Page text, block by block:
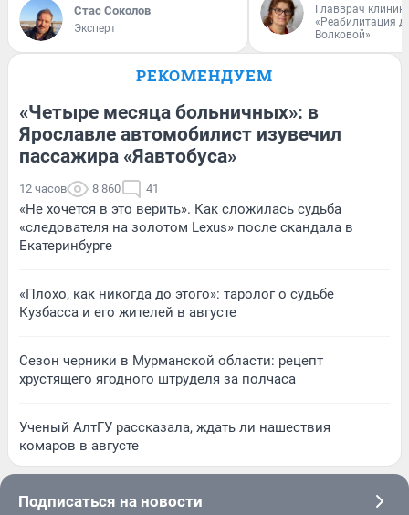
Стас Соколов
Эксперт
Главврач
«Реабилитация
Волковой»
РЕКОМЕНДУЕМ
«Четыре месяца больничных»: в
Ярославле автомобилист изувечил
пассажира «Яавтобуса»
12 часов 8 860 41
«Не хочется в это верить». Как сложилась судьба
«следователя на золотом Lexus» после скандала в
Екатеринбурге
«Плохо, как никогда до этого»: таролог о судьбе
Кузбасса и его жителей в августе
Сезон черники в Мурманской области: рецепт
хрустящего ягодного штруделя за полчаса
Ученый АлтГУ рассказала, ждать ли нашествия
комаров в августе
Подписаться на новости